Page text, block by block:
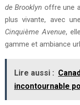
de Brooklyn offre une
plus vivante, avec
Cinquième Avenue,
gamme et ambiance
Lire aussi :
incontournable